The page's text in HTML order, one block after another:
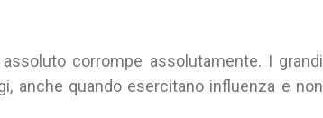
corrompe assolutamente. I grandi
anche quando esercitano influenza e non